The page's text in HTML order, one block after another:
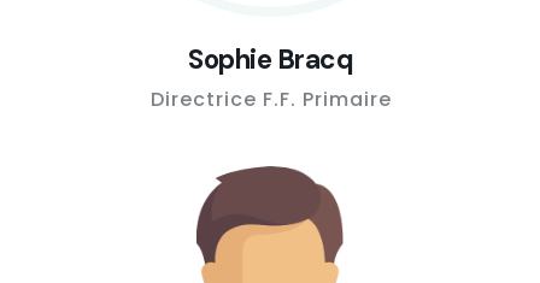
Sophie Bracq
Directrice F.F. Primaire